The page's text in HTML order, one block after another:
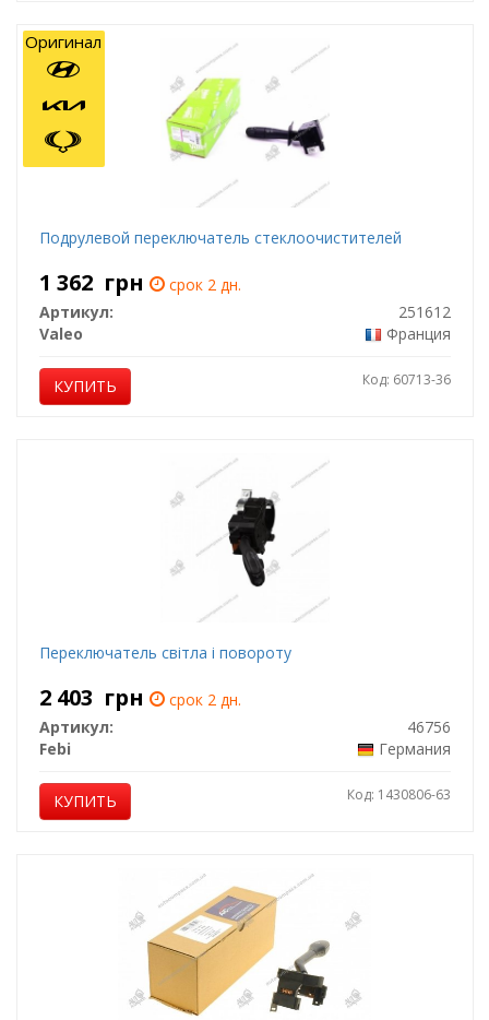
Подрулевой переключатель стеклоочистителей
1 362 грн
срок 2 дн.
Артикул:
251612
Valeo
Франция
КУПИТЬ Код: 60713-36
Оригинал
Переключатель свiтла i повороту
2 403 грн
срок 2 дн.
Артикул:
46756
Febi
Германия
КУПИТЬ Код: 1430806-63